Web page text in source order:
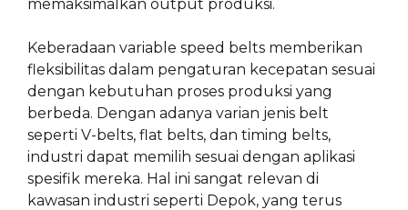
memaksimalkan output produksi.
Keberadaan variable speed belts memberikan
fleksibilitas dalam pengaturan kecepatan sesuai
dengan kebutuhan proses produksi yang
berbeda. Dengan adanya varian jenis belt
seperti V-belts, flat belts, dan timing belts,
industri dapat memilih sesuai dengan aplikasi
spesifik mereka. Hal ini sangat relevan di
kawasan industri seperti Depok, yang terus